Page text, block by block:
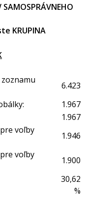
SAMOSPRÁVNEHO
KRUPINA
6.423
1.967
1.967
voľby
1.946
voľby
1.900
30,62
%